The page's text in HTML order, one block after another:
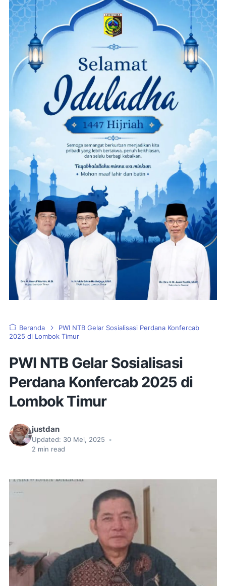
Beranda
PWI NTB Gelar Sosialisasi Perdana Konfercab
2025 di Lombok Timur
PWI NTB Gelar Sosialisasi
Perdana Konfercab 2025 di
Lombok Timur
justdan
Updated: 30 Mei, 2025
•
2 min read